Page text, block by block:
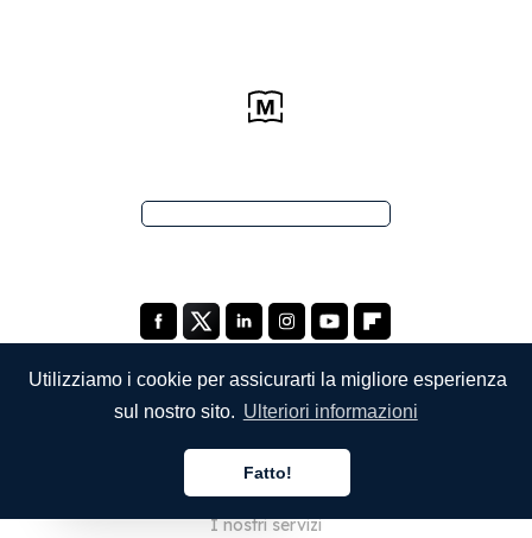
Utilizziamo i cookie per assicurarti la migliore esperienza
sul nostro sito. Ulteriori informazioni
Fatto!
Chi siamo
I nostri servizi
Italiano